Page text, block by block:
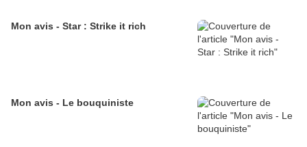
Mon avis - Star : Strike it rich
Mon avis - Le bouquiniste